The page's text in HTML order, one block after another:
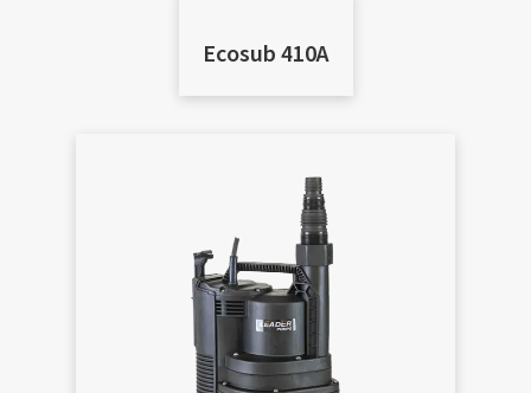
Ecosub 410A